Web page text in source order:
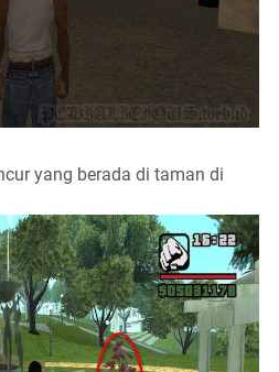
yang berada di taman di